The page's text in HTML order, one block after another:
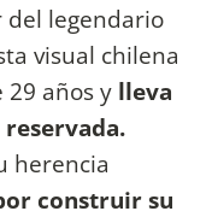
legendario
visual chilena
29 años y lleva
herencia
construir su